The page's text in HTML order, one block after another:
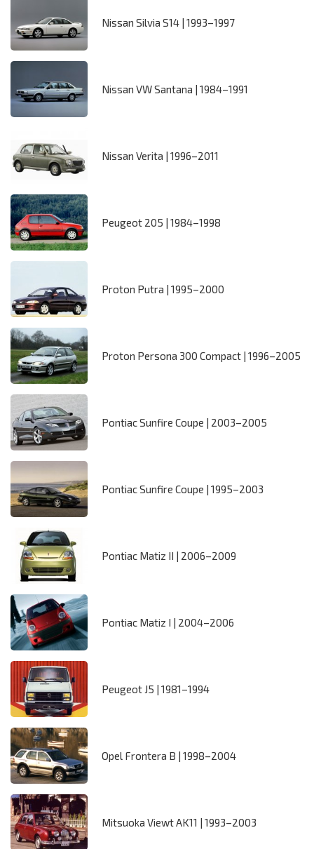
Nissan Silvia S14 | 1993–1997
Nissan VW Santana | 1984–1991
Nissan Verita | 1996–2011
Peugeot 205 | 1984–1998
Proton Putra | 1995–2000
Proton Persona 300 Compact | 1996–2005
Pontiac Sunfire Coupe | 2003–2005
Pontiac Sunfire Coupe | 1995–2003
Pontiac Matiz II | 2006–2009
Pontiac Matiz I | 2004–2006
Peugeot J5 | 1981–1994
Opel Frontera B | 1998–2004
Mitsuoka Viewt AK11 | 1993–2003